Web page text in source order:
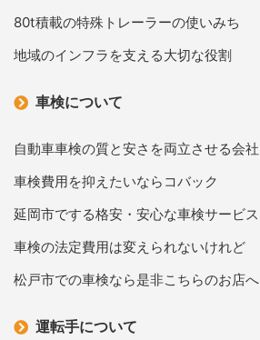
80t積載の特殊トレーラーの使いみち
地域のインフラを支える大切な役割
車検について
自動車車検の質と安さを両立させる会社
車検費用を抑えたいならコバック
延岡市でする格安・安心な車検サービス
車検の法定費用は変えられないけれど
松戸市での車検なら是非こちらのお店へ
運転手について